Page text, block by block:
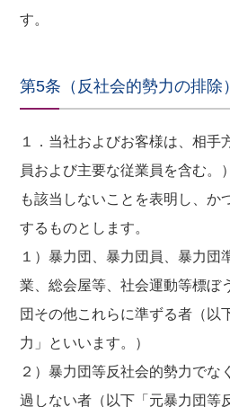
す。
第5条（反社会的勢力の排除）
１．当社およびお客様は、相手
員および主要な従業員を含む。
も該当しないことを表明し、か
するものとします。
１）暴力団、暴力団員、暴力団
業、総会屋等、社会運動等標ぼ
団その他これらに準ずる者（以
力」といいます。）
２）暴力団等反社会的勢力でな
過しない者（以下「元暴力団等